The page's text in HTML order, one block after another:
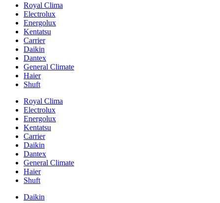
Royal Clima
Electrolux
Energolux
Kentatsu
Carrier
Daikin
Dantex
General Climate
Haier
Shuft
Royal Clima
Electrolux
Energolux
Kentatsu
Carrier
Daikin
Dantex
General Climate
Haier
Shuft
Daikin